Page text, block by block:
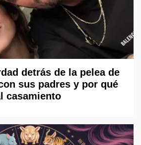
detrás de la pelea de
sus padres y por qué
casamiento